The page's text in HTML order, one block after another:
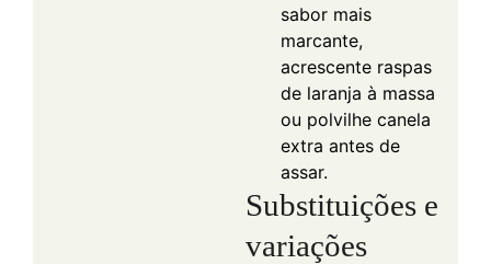
sabor mais
marcante,
acrescente raspas
de laranja à massa
ou polvilhe canela
extra antes de
assar.
Substituições e
variações